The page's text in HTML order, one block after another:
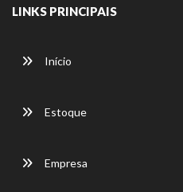
LINKS PRINCIPAIS
Início
Estoque
Empresa